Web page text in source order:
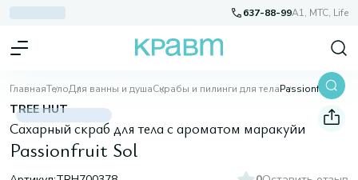
637-88-99A1, МТС, Life
ГлавнаяТелоДля ванны и душаСкрабы и пилинги для тела Passionfruit Sol
TREE HUT
Сахарный скраб для тела с ароматом маракуйи
Passionfruit Sol